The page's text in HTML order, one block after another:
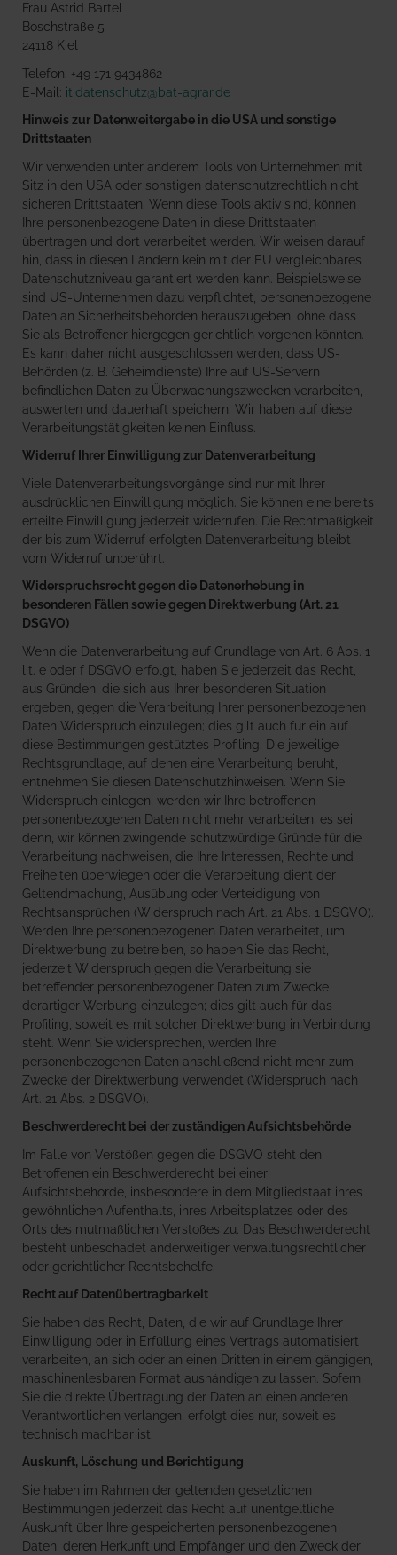
Frau Astrid Bartel
Boschstraße 5
24118 Kiel
Telefon: +49 171 9434862
E-Mail: it.datenschutz@bat-agrar.de
Hinweis zur Datenweitergabe in die USA und sonstige
Drittstaaten
Wir verwenden unter anderem Tools von Unternehmen mit
Sitz in den USA oder sonstigen datenschutzrechtlich nicht
sicheren Drittstaaten. Wenn diese Tools aktiv sind, können
Ihre personenbezogene Daten in diese Drittstaaten
übertragen und dort verarbeitet werden. Wir weisen darauf
hin, dass in diesen Ländern kein mit der EU vergleichbares
Datenschutzniveau garantiert werden kann. Beispielsweise
sind US-Unternehmen dazu verpflichtet, personenbezogene
Daten an Sicherheitsbehörden herauszugeben, ohne dass
Sie als Betroffener hiergegen gerichtlich vorgehen könnten.
Es kann daher nicht ausgeschlossen werden, dass US-
Behörden (z. B. Geheimdienste) Ihre auf US-Servern
befindlichen Daten zu Überwachungszwecken verarbeiten,
auswerten und dauerhaft speichern. Wir haben auf diese
Verarbeitungstätigkeiten keinen Einfluss.
Widerruf Ihrer Einwilligung zur Datenverarbeitung
Viele Datenverarbeitungsvorgänge sind nur mit Ihrer
ausdrücklichen Einwilligung möglich. Sie können eine bereits
erteilte Einwilligung jederzeit widerrufen. Die Rechtmäßigkeit
der bis zum Widerruf erfolgten Datenverarbeitung bleibt
vom Widerruf unberührt.
Widerspruchsrecht gegen die Datenerhebung in
besonderen Fällen sowie gegen Direktwerbung (Art. 21
DSGVO)
Wenn die Datenverarbeitung auf Grundlage von Art. 6 Abs. 1
lit. e oder f DSGVO erfolgt, haben Sie jederzeit das Recht,
aus Gründen, die sich aus Ihrer besonderen Situation
ergeben, gegen die Verarbeitung Ihrer personenbezogenen
Daten Widerspruch einzulegen; dies gilt auch für ein auf
diese Bestimmungen gestütztes Profiling. Die jeweilige
Rechtsgrundlage, auf denen eine Verarbeitung beruht,
entnehmen Sie diesen Datenschutzhinweisen. Wenn Sie
Widerspruch einlegen, werden wir Ihre betroffenen
personenbezogenen Daten nicht mehr verarbeiten, es sei
denn, wir können zwingende schutzwürdige Gründe für die
Verarbeitung nachweisen, die Ihre Interessen, Rechte und
Freiheiten überwiegen oder die Verarbeitung dient der
Geltendmachung, Ausübung oder Verteidigung von
Rechtsansprüchen (Widerspruch nach Art. 21 Abs. 1 DSGVO).
Werden Ihre personenbezogenen Daten verarbeitet, um
Direktwerbung zu betreiben, so haben Sie das Recht,
jederzeit Widerspruch gegen die Verarbeitung sie
betreffender personenbezogener Daten zum Zwecke
derartiger Werbung einzulegen; dies gilt auch für das
Profiling, soweit es mit solcher Direktwerbung in Verbindung
steht. Wenn Sie widersprechen, werden Ihre
personenbezogenen Daten anschließend nicht mehr zum
Zwecke der Direktwerbung verwendet (Widerspruch nach
Art. 21 Abs. 2 DSGVO).
Beschwerde­recht bei der zuständigen Aufsichts­behörde
Im Falle von Verstößen gegen die DSGVO steht den
Betroffenen ein Beschwerderecht bei einer
Aufsichtsbehörde, insbesondere in dem Mitgliedstaat ihres
gewöhnlichen Aufenthalts, ihres Arbeitsplatzes oder des
Orts des mutmaßlichen Verstoßes zu. Das Beschwerderecht
besteht unbeschadet anderweitiger verwaltungsrechtlicher
oder gerichtlicher Rechtsbehelfe.
Recht auf Daten­übertrag­barkeit
Sie haben das Recht, Daten, die wir auf Grundlage Ihrer
Einwilligung oder in Erfüllung eines Vertrags automatisiert
verarbeiten, an sich oder an einen Dritten in einem gängigen,
maschinenlesbaren Format aushändigen zu lassen. Sofern
Sie die direkte Übertragung der Daten an einen anderen
Verantwortlichen verlangen, erfolgt dies nur, soweit es
technisch machbar ist.
Auskunft, Löschung und Berichtigung
Sie haben im Rahmen der geltenden gesetzlichen
Bestimmungen jederzeit das Recht auf unentgeltliche
Auskunft über Ihre gespeicherten personenbezogenen
Daten, deren Herkunft und Empfänger und den Zweck der